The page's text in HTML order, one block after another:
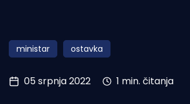
Pomorstvo
Ribolov
ministar ostavka
05 srpnja 2022 1 min. čitanja